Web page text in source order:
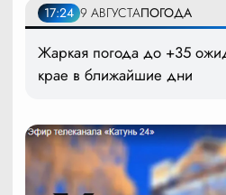
17:24 9 АВГУСТАПОГОДА
Жаркая погода до +35
крае в ближайшие дни